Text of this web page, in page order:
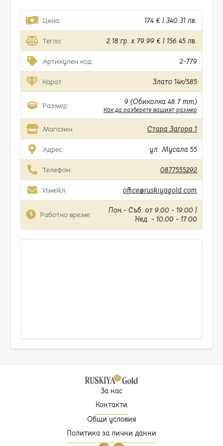
Цена: 174 € | 340.31 лв.
Тегло: 2.18 гр. x 79.99 € | 156.45 лв.
Артикулен код: 2-779
Карат: Злато 14к/585
Размер: 9 (Обиколка 48.7 mm)
Как да разберете вашият размер
Магазин: Стара Загора 1
Адрес: ул. Мусала 55
Телефон: 0877555292
Имейл: office@ruskiyagold.com
Работно време:
Пон.- Съб. от 9:00 - 19:00 |
Нед. - 10:00 - 17:00
За нас
Контакти
Общи условия
Политика за лични данни